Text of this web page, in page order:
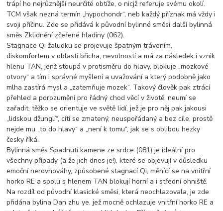
trápí ho nejrůznější neurčité obtíže, o nicjž referuje svému okolí.
TCM však nezná termín „hypochondr“, neb každý příznak má vždy i
svoji příčinu. Zde se přidává k původní bylinné směsi další bylinná
směs Zklidnění zčeřené hladiny (062).
Stagnace Qi žaludku se projevuje špatným trávením,
diskomfortem v oblasti břicha, nevolností a má za následek i vznik
hlenu TAN, jenž stoupá v protisměru do hlavy, blokuje „mozkové
otvory“ a tím i správné myšlení a uvažování a který podobně jako
mlha zastírá mysl a „zatemňuje mozek“. Takový člověk pak ztrácí
přehled a porozumění pro řádný chod věcí v životě, neumí se
zařadit, těžko se orientuje ve světě lidí, jež je pro něj pak jakousi
„lidskou džunglí“, cítí se zmatený, neuspořádaný a bez cíle, prostě
nejde mu „to do hlavy“ a „není k tomu“, jak se s oblibou hezky
česky říká.
Bylinná směs Spadnutí kamene ze srdce (081) je ideální pro
všechny případy (a že jich dnes je!), které se objevují v důsledku
emoční nerovnováhy, způsobené stagnací Qi, měnící se na vnitřní
horko RE a spolu s hlenem TAN blokují horní a i střední ohniště.
Na rozdíl od původní klasické směsi, která neochlazovala, je zde
přidána bylina Dan zhu ye, jež mocně ochlazuje vnitřní horko RE a